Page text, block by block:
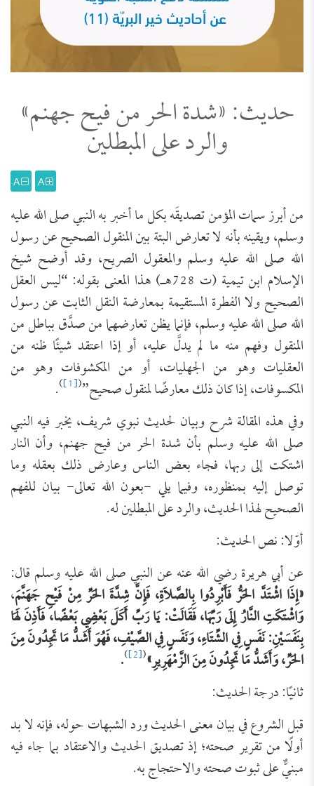
حديث: «شدة الحر من فيح جهنم»
والرد على المبطلين
A
A
من أبرز سمات المؤمن تصديقَه بكل ما أخبر به النبي صلى الله عليه
وسلم، ويقينه بأنه لا تعارض البتة بين المنقول الصحيح عن رسول
الله صلى الله عليه وسلم والمعقول الصريح، وقد أوضح شيخ
الإسلام ابن تيمية (ت 728هـ) هذا المعنى بقوله: “ليس العقل
الصحيح ولا الفطرة المستقيمة بمعارضة النقل الثابت عن رسول
الله صلى الله عليه وسلم، فإنما يظن تعارضهما من صدَّق بباطل من
المنقول وفهم منه ما لم يدلَّ عليه، أو إذا اعتقد شيئًا ظنه من
العقليات وهو من الجهليات، أو من المكشوفات وهو من
المكسوفات، إذا كان ذلك معارضًا لمنقول صحيح”(
[1]
)
.
وفي هذه المقالة شرح وبيان لحديث نبوي شريف، يخبر فيه النبي
صلى الله عليه وسلم بأن شدة الحر من فيح جهنم، وأن النار
اشتكت إلى ربها، فجاء بعض الناس وعارض ذلك بعقله وما
توصل إليه بمنظوره، وفيما يلي -بعون الله تعالى- بيان للفهم
الصحيح لهذا الحديث، والرد على المبطلين له.
أوّلا: نص الحديث:
عن أبي هريرة رضي الله عنه عن النبي صلى الله عليه وسلم قال:
«إِذَا اشْتَدَّ الحَرُّ فَأَبْرِدُوا بِالصَّلاَةِ، فَإِنَّ شِدَّةَ الحَرِّ مِنْ فَيْحِ جَهَنَّمَ،
وَاشْتَكَتِ النَّارُ إِلَى رَبِّهَا، فَقَالَتْ: يَا رَبِّ أَكَلَ بَعْضِي بَعْضًا، فَأَذِنَ لَهَا
بِنَفَسَيْنِ: نَفَسٍ فِي الشِّتَاءِ، وَنَفَسٍ فِي الصَّيْفِ، فَهُوَ أَشَدُّ مَا تَجِدُونَ مِنَ
الحَرِّ، وَأَشَدُّ مَا تَجِدُونَ مِنَ الزَّمْهَرِيرِ»(
[2]
)
.
ثانيًا: درجة الحديث:
قبل الشروع في بيان معنى الحديث ورد الشبهات حوله، فإنه لا بد
أولًا من تقرير صحته؛ إذ تصديق الحديث والاعتقاد بما جاء فيه
مبنيٌّ على ثبوت صحته والاحتجاج به.